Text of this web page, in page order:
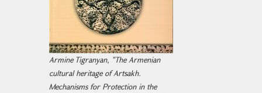
Armine Tigranyan, "The Armenian
cultural heritage of Artsakh.
Mechanisms for Protection in the